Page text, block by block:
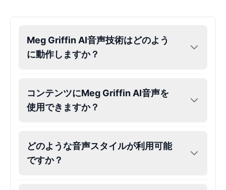
Meg Griffin AI音声技術はどのよう
に動作しますか？
コンテンツにMeg Griffin AI音声を
使用できますか？
どのような音声スタイルが利用可能
ですか？